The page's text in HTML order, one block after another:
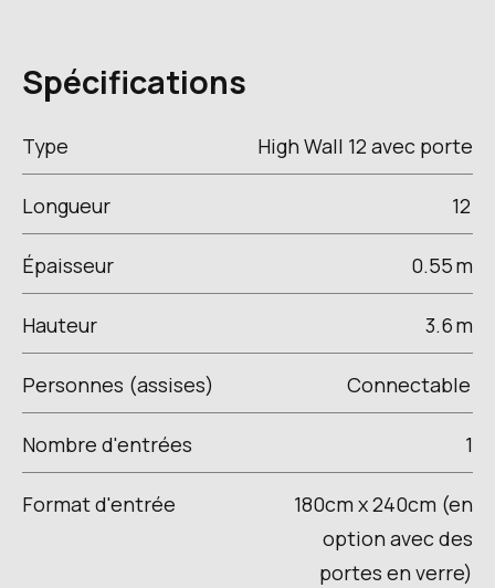
Spécifications
Type High Wall 12 avec porte
Longueur 12
Épaisseur 0.55m
Hauteur 3.6m
Personnes (assises) Connectable
Nombre d'entrées 1
Format d'entrée
180cm x 240cm (en
option avec des
portes en verre)